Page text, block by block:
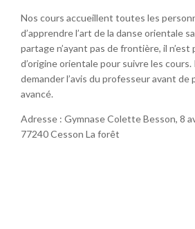
Nos cours accueillent toutes les
d’apprendre l’art de la danse orientale
partage n’ayant pas de frontière, il n’est
d’origine orientale pour suivre les
demander l’avis du professeur avant de
avancé.
Adresse : Gymnase Colette Besson, 8
77240 Cesson La forêt